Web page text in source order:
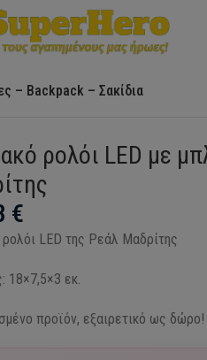
– Backpack – Σακίδια
ρολόι LED με
€
LED της Ρεάλ Μαδρίτης
18×7,5×3 εκ.
προϊόν, εξαιρετικό ως δώρο!